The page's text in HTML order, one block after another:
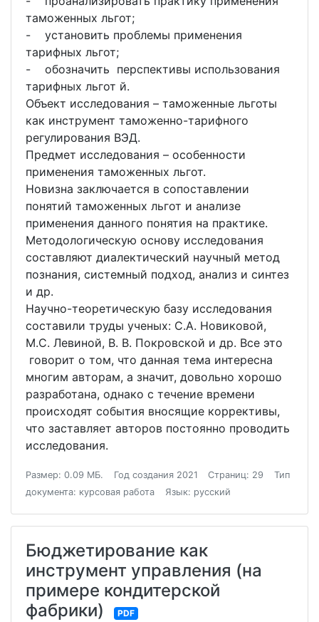
таможенных льгот;
- установить проблемы применения
тарифных льгот;
- обозначить перспективы использования
тарифных льгот й.
Объект исследования – таможенные льготы
как инструмент таможенно-тарифного
регулирования ВЭД.
Предмет исследования – особенности
применения таможенных льгот.
Новизна заключается в сопоставлении
понятий таможенных льгот и анализе
применения данного понятия на практике.
Методологическую основу исследования
составляют диалектический научный метод
познания, системный подход, анализ и синтез
и др.
Научно-теоретическую базу исследования
составили труды ученых: С.А. Новиковой,
М.С. Левиной, В. В. Покровской и др. Все это
говорит о том, что данная тема интересна
многим авторам, а значит, довольно хорошо
разработана, однако с течение времени
происходят события вносящие коррективы,
что заставляет авторов постоянно проводить
исследования.
Размер: 0.09 МБ. Год создания 2021 Страниц: 29
Тип
документа: курсовая работа
Язык: русский
Бюджетирование как
инструмент управления (на
примере кондитерской
фабрики)
PDF